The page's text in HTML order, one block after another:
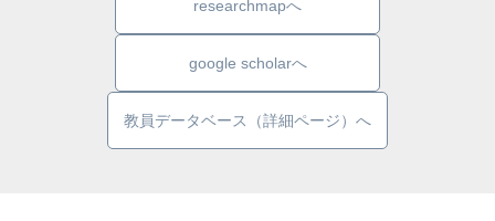
researchmapへ
google scholarへ
教員データベース（詳細ページ）へ